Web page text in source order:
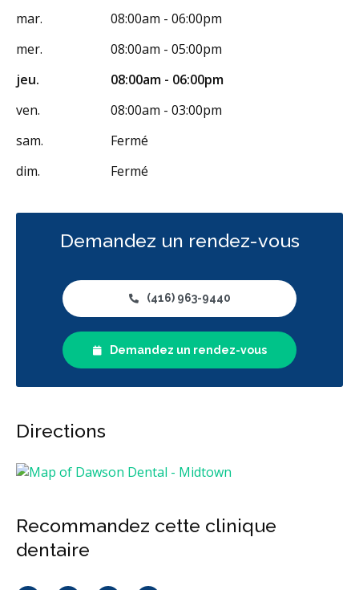
Sédation - protoxyde d'azote
Sédation - orale
Appareils dentaires
Soins dentaires pour enfants
Services esthétiques
Prothèses dentaires
Diagnostique
Urgences
Endodontie Chirurgie buccale
Orthodontie
Parodontie
Réparateur
RCSD (Régime canadien de soins dentaires)
mar.
08:00am - 06:00pm
mer.
08:00am - 05:00pm
jeu.
08:00am - 06:00pm
ven.
08:00am - 03:00pm
sam.
Fermé
dim.
Fermé
Demandez un rendez-vous
(416) 963-9440
Demandez un rendez-vous
Directions
Recommandez cette clinique
dentaire